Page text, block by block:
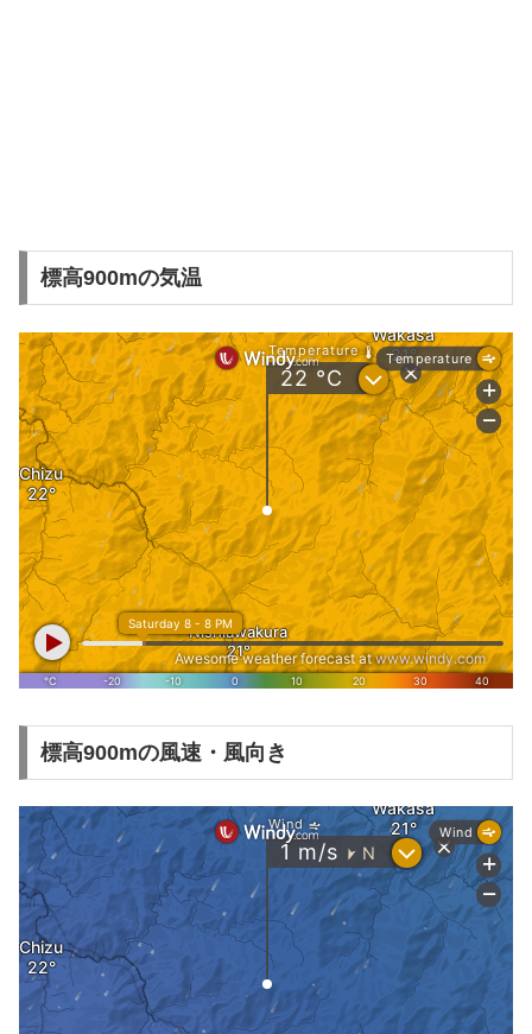
標高900mの気温
標高900mの風速・風向き